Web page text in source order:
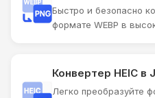
Быстро и безопасно
формате WEBP в
Конвертер HEIC в
Легко преобразуйте